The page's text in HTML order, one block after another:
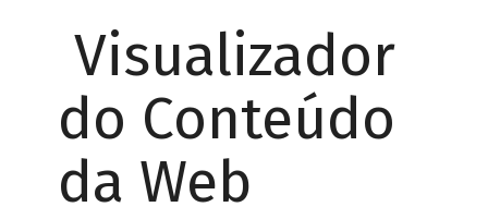
Visualizador
do Conteúdo
da Web